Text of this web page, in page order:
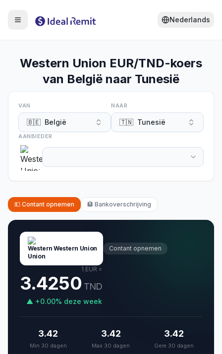
Nederlands
Western Union EUR/TND-koers
van België naar Tunesië
VAN
🇧🇪 België
NAAR
🇹🇳 Tunesië
AANBIEDER
💵 Contant opnemen 🏦 Bankoverschrijving
Western Union Contant opnemen
1 EUR =
3.4250 TND
▲ +0.00% deze week
3.42
Min 30 dagen
3.42
Max 30 dagen
3.42
Gem 30 dagen